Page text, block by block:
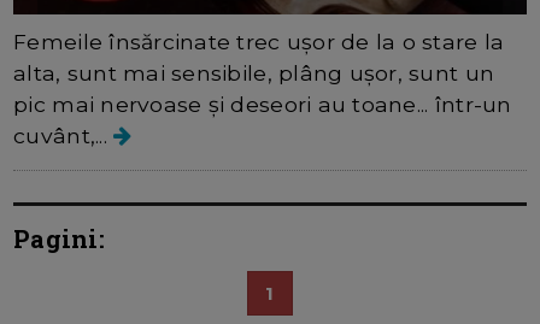
Femeile însărcinate trec ușor de la o stare la
alta, sunt mai sensibile, plâng ușor, sunt un
pic mai nervoase și deseori au toane... într-un
cuvânt,...
Pagini:
1